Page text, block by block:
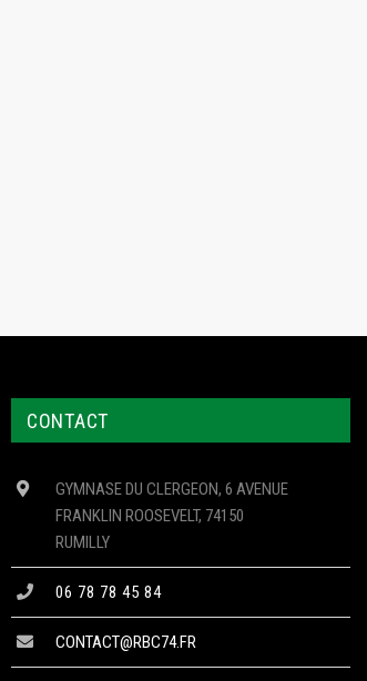
CONTACT
GYMNASE DU CLERGEON, 6 AVENUE
FRANKLIN ROOSEVELT, 74150
RUMILLY
06 78 78 45 84
CONTACT@RBC74.FR